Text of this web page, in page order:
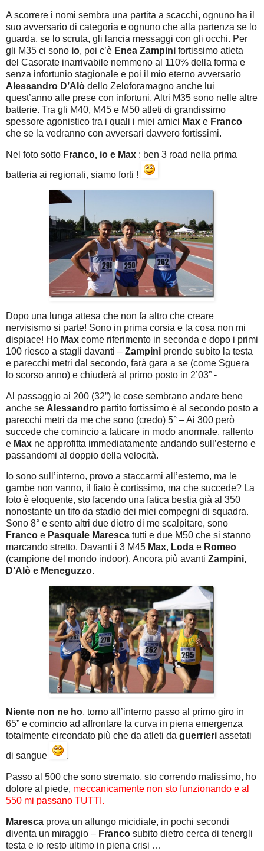
A scorrere i nomi sembra una partita a scacchi, ognuno ha il
suo avversario di categoria e ognuno che alla partenza se lo
guarda, se lo scruta, gli lancia messaggi con gli occhi. Per
gli M35 ci sono io, poi c’è Enea Zampini fortissimo atleta
del Casorate inarrivabile nemmeno al 110% della forma e
senza infortunio stagionale e poi il mio eterno avversario
Alessandro D’Alò dello Zeloforamagno anche lui
quest’anno alle prese con infortuni. Altri M35 sono nelle altre
batterie. Tra gli M40, M45 e M50 atleti di grandissimo
spessore agonistico tra i quali i miei amici Max e Franco
che se la vedranno con avversari davvero fortissimi.
Nel foto sotto Franco, io e Max : ben 3 road nella prima
batteria ai regionali, siamo forti !
Dopo una lunga attesa che non fa altro che creare
nervisismo si parte! Sono in prima corsia e la cosa non mi
dispiace! Ho Max come riferimento in seconda e dopo i primi
100 riesco a stagli davanti – Zampini prende subito la testa
e parecchi metri dal secondo, farà gara a se (come Sguera
lo scorso anno) e chiuderà al primo posto in 2’03” -
Al passaggio ai 200 (32”) le cose sembrano andare bene
anche se Alessandro partito fortissimo è al secondo posto a
parecchi metri da me che sono (credo) 5° – Ai 300 però
succede che comincio a faticare in modo anormale, rallento
e Max ne approfitta immediatamente andando sull’esterno e
passandomi al doppio della velocità.
Io sono sull’interno, provo a staccarmi all’esterno, ma le
gambe non vanno, il fiato è cortissimo, ma che succede? La
foto è eloquente, sto facendo una fatica bestia già al 350
nonostante un tifo da stadio dei miei compegni di squadra.
Sono 8° e sento altri due dietro di me scalpitare, sono
Franco e Pasquale Maresca tutti e due M50 che si stanno
marcando stretto. Davanti i 3 M45 Max, Loda e Romeo
(campione del mondo indoor). Ancora più avanti Zampini,
D’Alò e Meneguzzo.
Niente non ne ho, torno all’interno passo al primo giro in
65” e comincio ad affrontare la curva in piena emergenza
totalmente circondato più che da atleti da guerrieri assetati
di sangue
.
Passo al 500 che sono stremato, sto correndo malissimo, ho
dolore al piede, meccanicamente non sto funzionando e al
550 mi passano TUTTI.
Maresca prova un allungo micidiale, in pochi secondi
diventa un miraggio – Franco subito dietro cerca di tenergli
testa e io resto ultimo in piena crisi …